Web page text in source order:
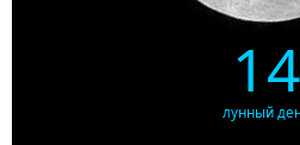
14
лунный